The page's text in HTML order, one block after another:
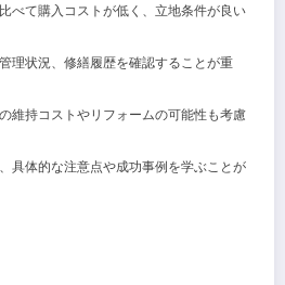
べて購入コストが低く、立地条件が良い
理状況、修繕履歴を確認することが重
維持コストやリフォームの可能性も考慮
具体的な注意点や成功事例を学ぶことが